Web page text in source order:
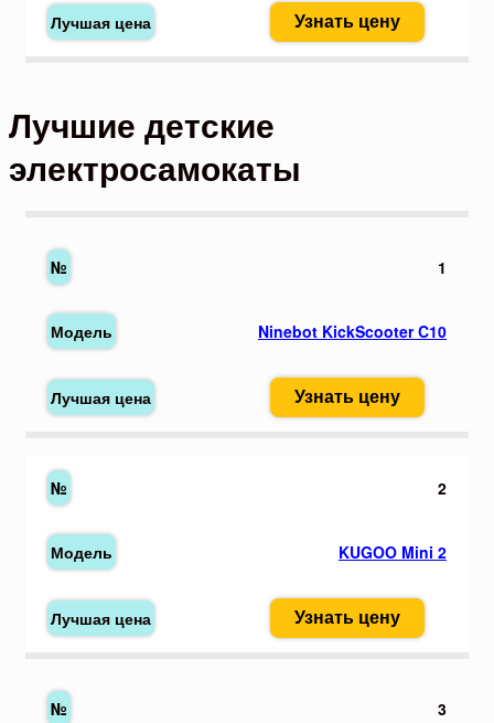
Узнать цену
Лучшие детские
электросамокаты
1
Ninebot KickScooter C10
Узнать цену
2
KUGOO Mini 2
Узнать цену
3